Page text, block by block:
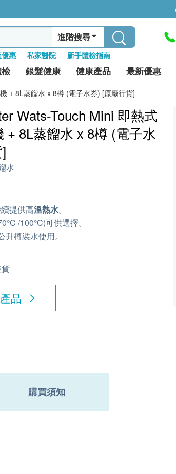
進階搜尋
惠 私家醫院 新手體檢指南
銀髮健康 健康產品 最新優惠
+ 8L蒸餾水 x 8樽 (電子水券) [原廠行貨]
Wats-Touch Mini 即熱式
+ 8L蒸餾水 x 8樽 (電子水
水
提供高溫熱水。
/100°C)可供選擇。
樽裝水使用。
品
購買須知